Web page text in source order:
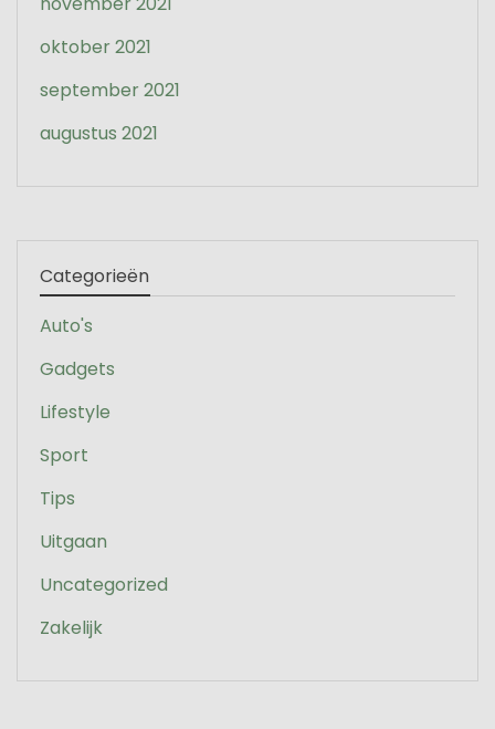
oktober 2021
september 2021
augustus 2021
Categorieën
Auto's
Gadgets
Lifestyle
Sport
Tips
Uitgaan
Uncategorized
Zakelijk